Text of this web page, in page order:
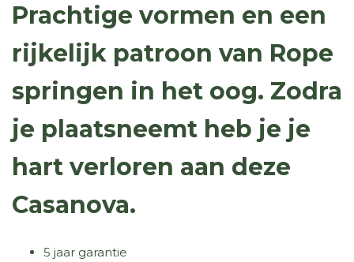
Prachtige vormen en een
rijkelijk patroon van Rope
springen in het oog. Zodra
je plaatsneemt heb je je
hart verloren aan deze
Casanova.
5 jaar garantie